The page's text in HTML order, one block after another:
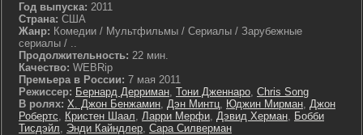
Год выпуска: 2011
Страна: США
Жанр: Комедии / Мультфильмы / Сериалы / Зарубежные
сериалы / ..
Продолжительность: 22 мин.
Качество: WEBRip
Премьера в России: 7 мая 2011
Режиссер: Бернард Дерриман, Тони Дженнаро, Chris Song
В ролях: Х. Джон Бенжамин, Дэн Минтц, Юджин Мирман, Джон
Робертс, Кристен Шаал, Ларри Мерфи, Дэвид Херман, Бобби
Тисдэйл, Энди Кайндлер, Сара Силверман